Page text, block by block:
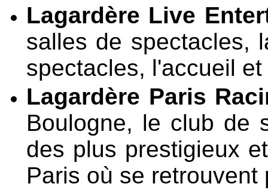
Lagardère Live
salles de spectacles,
spectacles, l'accueil
Lagardère Paris
Boulogne, le club de
des plus prestigieux
Paris où se